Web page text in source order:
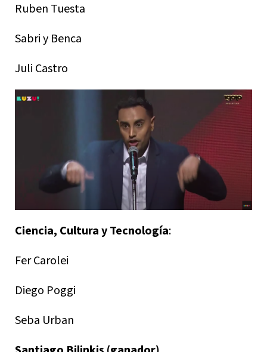
Ruben Tuesta
Sabri y Benca
Juli Castro
Ciencia, Cultura y Tecnología:
Fer Carolei
Diego Poggi
Seba Urban